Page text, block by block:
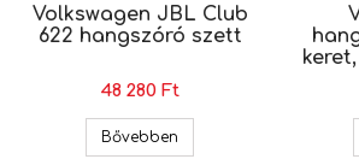
Volkswagen JBL Club
622 hangszóró szett
48 280 Ft
Bővebben Volkswagen JBL Club
keret,